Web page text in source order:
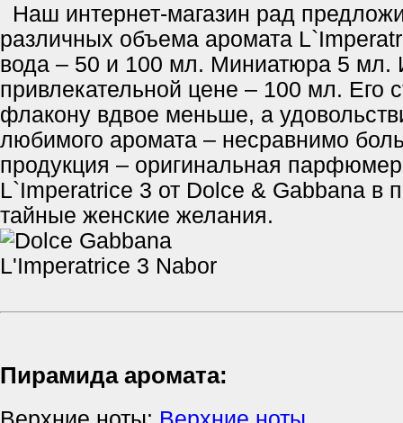
Наш интернет-магазин рад
различных объема аромата
вода – 50 и 100 мл. Миниатюра 5 мл.
привлекательной цене – 100 мл. Его
флакону вдвое меньше, а
любимого аромата – несравнимо
продукция – оригинальная
L`Imperatrice 3 от Dolce & Gabbana в
тайные женские желания.
Пирамида аромата: